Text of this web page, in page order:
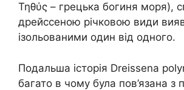
Τηθύς – грецька богиня моря),
дрейссеною річковою види
ізольованими один від одного.
Подальша історія Dreissena
багато в чому була пов’язана з